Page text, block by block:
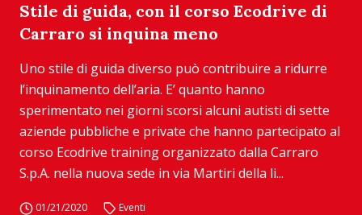
Stile di guida, con il corso Ecodrive di
Carraro si inquina meno
Uno stile di guida diverso può contribuire a ridurre
l’inquinamento dell’aria. E’ quanto hanno
sperimentato nei giorni scorsi alcuni autisti di sette
aziende pubbliche e private che hanno partecipato al
corso Ecodrive training organizzato dalla Carraro
S.p.A. nella nuova sede in via Martiri della li...
01/21/2020 Eventi